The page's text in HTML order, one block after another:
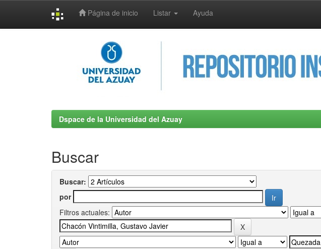
Página de inicio Listar Ayuda
Dspace de la Universidad del Azuay
Buscar
Buscar:
por
Filtros actuales: